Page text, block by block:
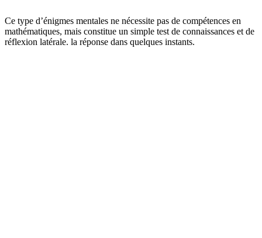
Ce type d’énigmes mentales ne nécessite pas de compétences en
mathématiques, mais constitue un simple test de connaissances et de
réflexion latérale. la réponse dans quelques instants.